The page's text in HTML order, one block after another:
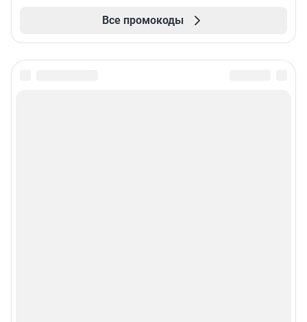
Все промокоды